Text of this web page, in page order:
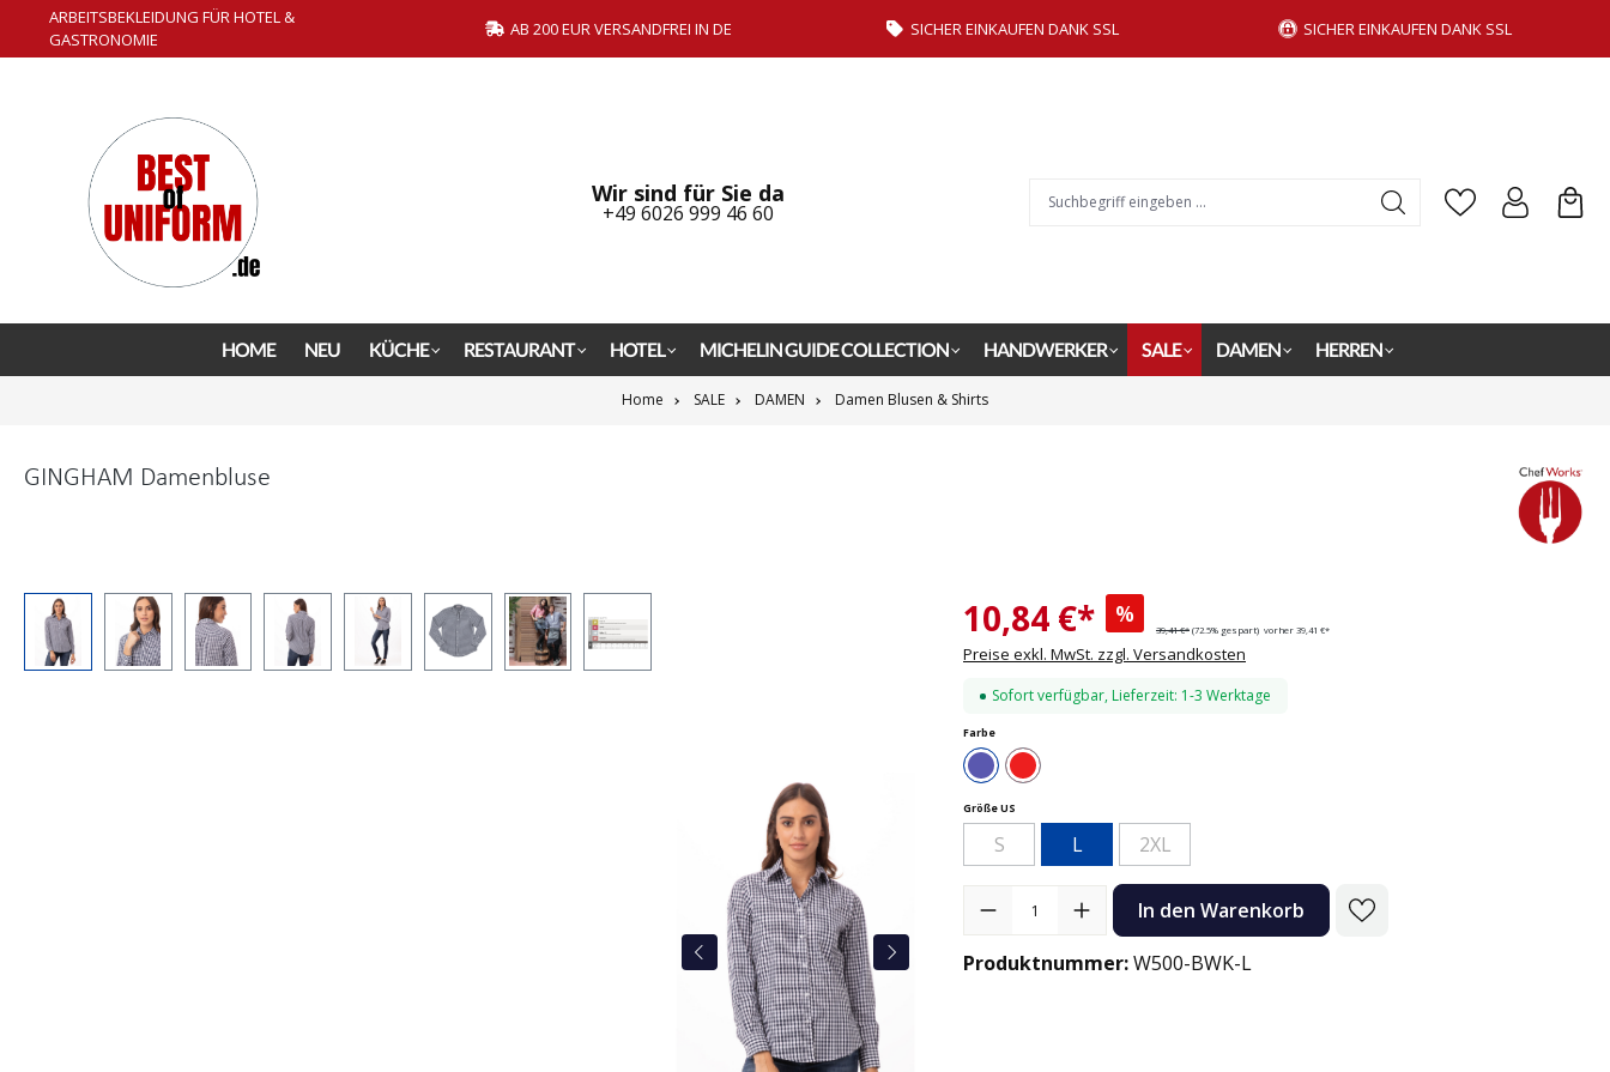
Zur Hauptnavigation springen
ARBEITSBEKLEIDUNG FÜR HOTEL &
GASTRONOMIE
AB 200 EUR VERSANDFREI IN DE SICHER EINKAUFEN DANK SSL SICHER EINKAUFEN DANK SSL
Wir sind für Sie da
+49 6026 999 46 60
HOME NEU KÜCHE RESTAURANT HOTEL MICHELIN GUIDE COLLECTION HANDWERKER SALE DAMEN HERREN
Home SALE DAMEN Damen Blusen & Shirts
GINGHAM Damenbluse
Bildergalerie überspringen 10,84 €* %
39,41 €* (72.5% gespart) vorher 39,41 €*
Preise exkl. MwSt. zzgl. Versandkosten
Sofort verfügbar, Lieferzeit: 1-3 Werktage
Farbeauswählen
BlauRot / Karo
Größe US
S(Diese Option ist zurzeit nicht verfügbar.)
L 2XL(Diese Option ist zurzeit nicht verfügbar.)
Produkt Anzahl: Gib den gewünschten Wert ein oder benutze die
In den Warenkorb
Produktnummer:W500-BWK-L